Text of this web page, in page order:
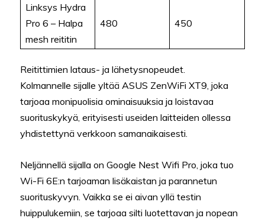
Linksys Hydra
Pro 6 – Halpa
mesh reititin
480 450
Reitittimien lataus- ja lähetysnopeudet.
Kolmannelle sijalle yltää ASUS ZenWiFi XT9, joka
tarjoaa monipuolisia ominaisuuksia ja loistavaa
suorituskykyä, erityisesti useiden laitteiden ollessa
yhdistettynä verkkoon samanaikaisesti.
Neljännellä sijalla on Google Nest Wifi Pro, joka tuo
Wi-Fi 6E:n tarjoaman lisäkaistan ja parannetun
suorituskyvyn. Vaikka se ei aivan yllä testin
huippulukemiin, se tarjoaa silti luotettavan ja nopean